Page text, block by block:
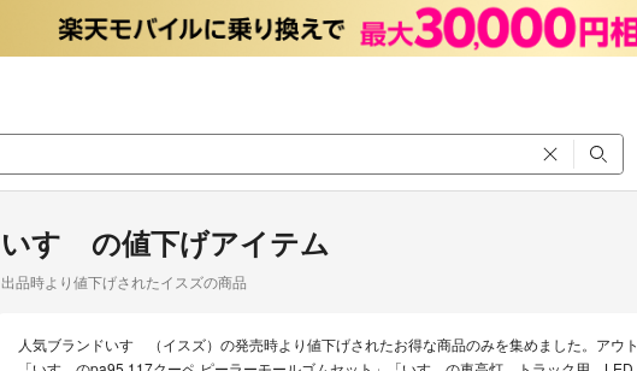
いすゞの値下げアイテム
出品時より値下げされたイスズの商品
人気ブランドいすゞ（イスズ）の発売時より値下げされたお得な商品のみを集めました。アウ